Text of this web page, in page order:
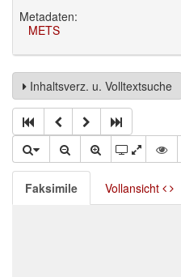
Metadaten:
METS
Inhaltsverz. u. Volltextsuche
Faksimile Vollansicht